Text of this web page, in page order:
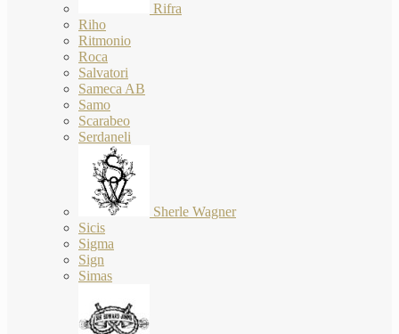
Rifra
Riho
Ritmonio
Roca
Salvatori
Sameca AB
Samo
Scarabeo
Serdaneli
Sherle Wagner
Sicis
Sigma
Sign
Simas